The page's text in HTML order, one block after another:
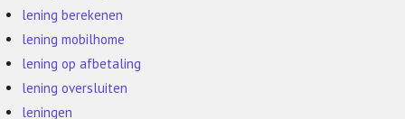
lening berekenen
lening mobilhome
lening op afbetaling
lening oversluiten
leningen